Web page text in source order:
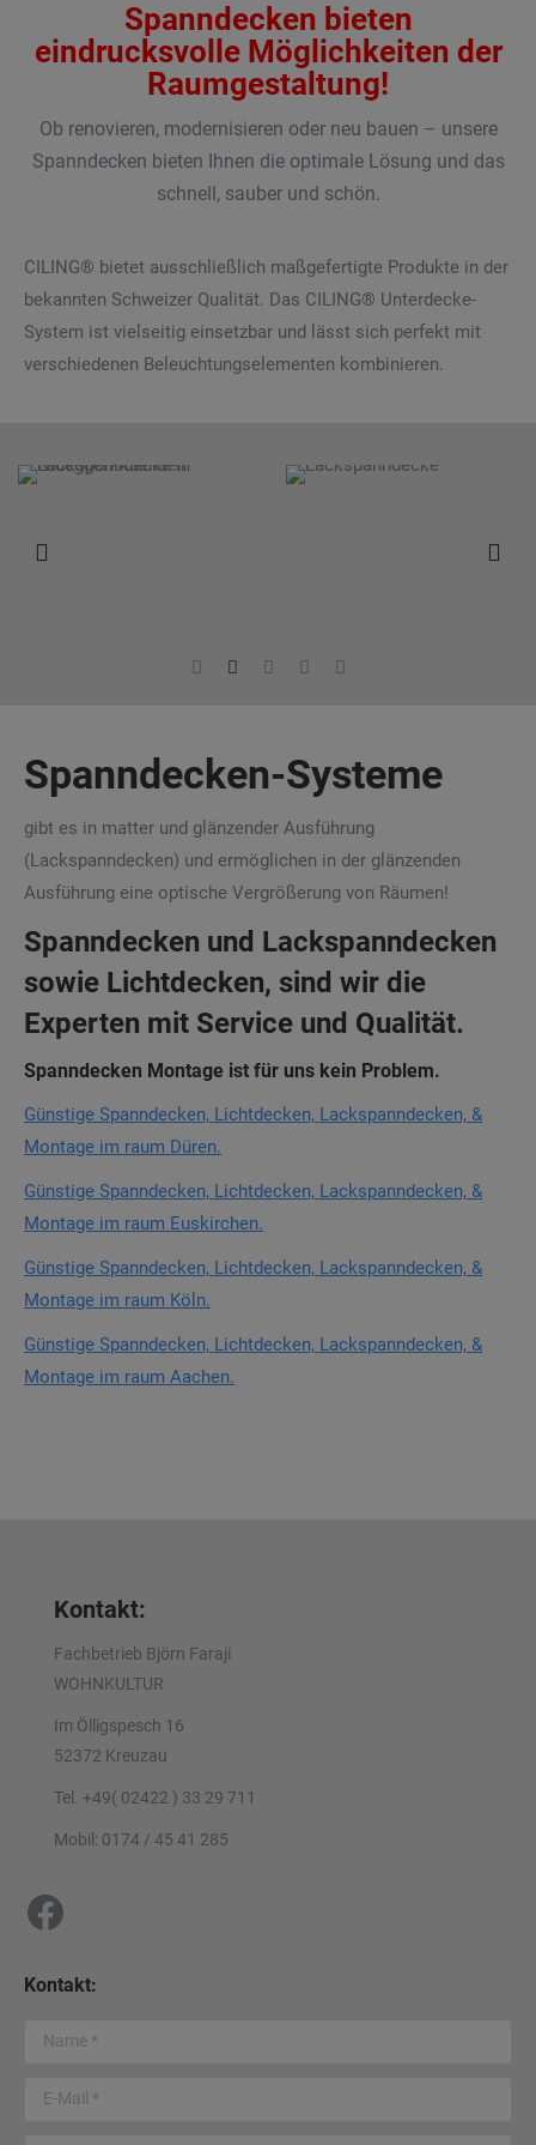
Spanndecken bieten
eindrucksvolle Möglichkeiten der
Raumgestaltung!
Ob renovieren, modernisieren oder neu bauen – unsere
Spanndecken bieten Ihnen die optimale Lösung und das
schnell, sauber und schön.
CILING® bietet ausschließlich maßgefertigte Produkte in der
bekannten Schweizer Qualität. Das CILING® Unterdecke-
System ist vielseitig einsetzbar und lässt sich perfekt mit
verschiedenen Beleuchtungselementen kombinieren.
Spanndecken-Systeme
gibt es in matter und glänzender Ausführung
(Lackspanndecken) und ermöglichen in der glänzenden
Ausführung eine optische Vergrößerung von Räumen!
Spanndecken und Lackspanndecken
sowie Lichtdecken, sind wir die
Experten mit Service und Qualität.
Spanndecken Montage ist für uns kein Problem.
Günstige Spanndecken, Lichtdecken, Lackspanndecken, &
Montage im raum Düren.
Günstige Spanndecken, Lichtdecken, Lackspanndecken, &
Montage im raum Euskirchen.
Günstige Spanndecken, Lichtdecken, Lackspanndecken, &
Montage im raum Köln.
Günstige Spanndecken, Lichtdecken, Lackspanndecken, &
Montage im raum Aachen.
Kontakt:
Fachbetrieb Björn Faraji
WOHNKULTUR
Im Ölligspesch 16
52372 Kreuzau
Tel. +49( 02422 ) 33 29 711
Mobil: 0174 / 45 41 285
Wohnkultur Björn Faraji
Kontakt:
Name *
E-Mail *